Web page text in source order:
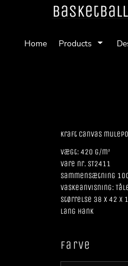
Home Products
Kraft canvas
Vægt: 420 g/m²
Vare nr. ST2411
Sammensætning
Vaskeanvisning:
Størrelse 38 x 42 x
Lang hank
Farve